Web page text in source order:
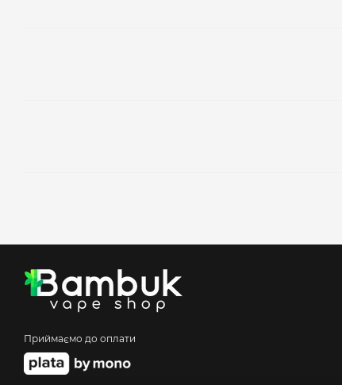
Приймаємо до оплати